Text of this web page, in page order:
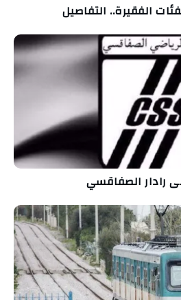
الفقيرة.. التفاصيل
رادار الصفاقسي